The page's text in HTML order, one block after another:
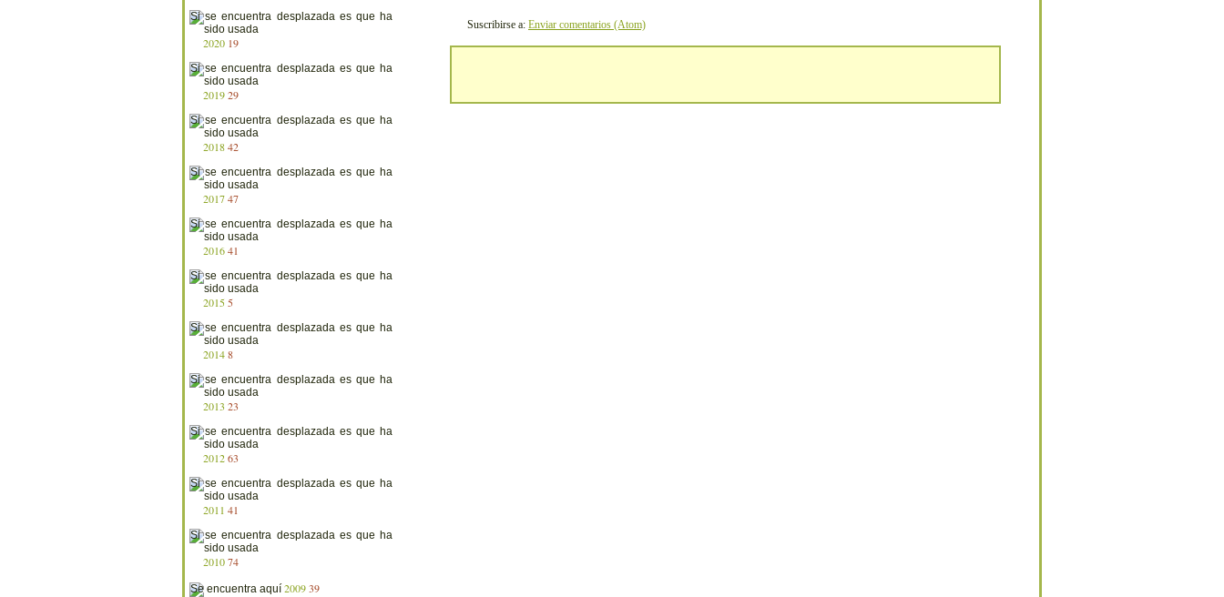
Suscribirse a: Enviar comentarios (Atom)
2020 19
201929
201842
201747
201641
2015 5
20148
2013 23
201263
2011 41
201074
200939